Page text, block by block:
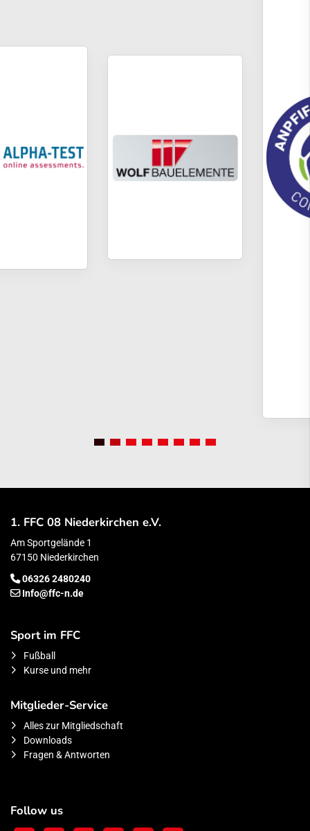
1. FFC 08 Niederkirchen e.V.
Am Sportgelände 1
67150 Niederkirchen
06326 2480240
Info@ffc-n.de
Sport im FFC
Fußball
Kurse und mehr
Mitglieder-Service
Alles zur Mitgliedschaft
Downloads
Fragen & Antworten
Follow us